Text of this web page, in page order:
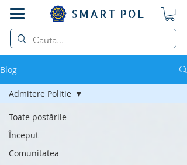
SMART POL
Blog
Toate postările
Început
Comunitatea
Admitere Politie